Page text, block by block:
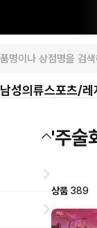
남성의류스포츠/레
'주술
상품 389